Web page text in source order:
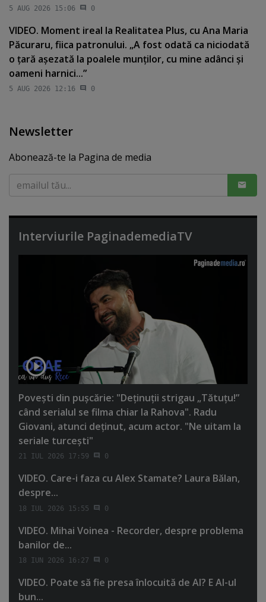
5 AUG 2026 15:06 0
VIDEO. Moment ireal la Realitatea Plus, cu Ana Maria
Păcuraru, fiica patronului. „A fost odată ca niciodată
o ţară aşezată la poalele munţilor, cu mine adânci şi
oameni harnici...”
5 AUG 2026 12:16 0
Newsletter
Abonează-te la Pagina de media
Interviurile PaginademediaTV
Poveşti din puşcărie: "Deţinuţii strigau „Tătuţu!”
când serialul se filma chiar la Rahova". Radu
Giovani, atunci deţinut, acum actor. "Ne uitam la
seriale turceşti"
21 IUL 2026 17:59 0
VIDEO. Care-i faza cu Alex Stamate? Laura Bălan,
despre...
18 IUL 2026 15:55 0
VIDEO. Mihai Voinea - Recorder, despre problema
banilor de...
18 IUN 2026 16:27 0
VIDEO. Poate să fie presa înlocuită de AI? E AI-ul
bun...